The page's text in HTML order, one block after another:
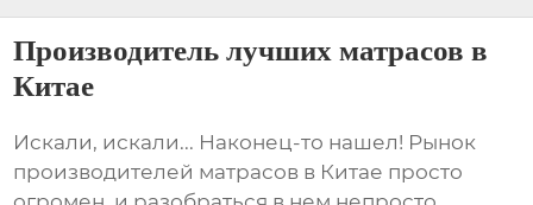
Производитель лучших матрасов в
Китае
Искали, искали... Наконец-то нашел! Рынок
производителей матрасов в Китае просто